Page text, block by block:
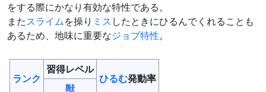
をする際にかなり有効な特性である。
またスライムを操り ミス したときにひるんでくれることも
あるため、地味に重要なジョブ特性。
ランク
習得レベル
ひるむ発動率
獣